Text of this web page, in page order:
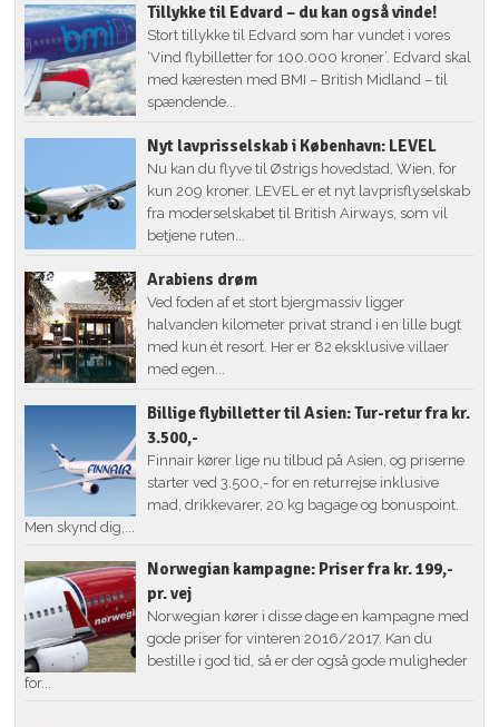
Tillykke til Edvard – du kan også vinde!
Stort tillykke til Edvard som har vundet i vores
‘Vind flybilletter for 100.000 kroner’. Edvard skal
med kæresten med BMI – British Midland – til
spændende...
Nyt lavprisselskab i København: LEVEL
Nu kan du flyve til Østrigs hovedstad, Wien, for
kun 209 kroner. LEVEL er et nyt lavprisflyselskab
fra moderselskabet til British Airways, som vil
betjene ruten...
Arabiens drøm
Ved foden af et stort bjergmassiv ligger
halvanden kilometer privat strand i en lille bugt
med kun ét resort. Her er 82 eksklusive villaer
med egen...
Billige flybilletter til Asien: Tur-retur fra kr.
3.500,-
Finnair kører lige nu tilbud på Asien, og priserne
starter ved 3.500,- for en returrejse inklusive
mad, drikkevarer, 20 kg bagage og bonuspoint.
Men skynd dig,...
Norwegian kampagne: Priser fra kr. 199,-
pr. vej
Norwegian kører i disse dage en kampagne med
gode priser for vinteren 2016/2017. Kan du
bestille i god tid, så er der også gode muligheder
for...